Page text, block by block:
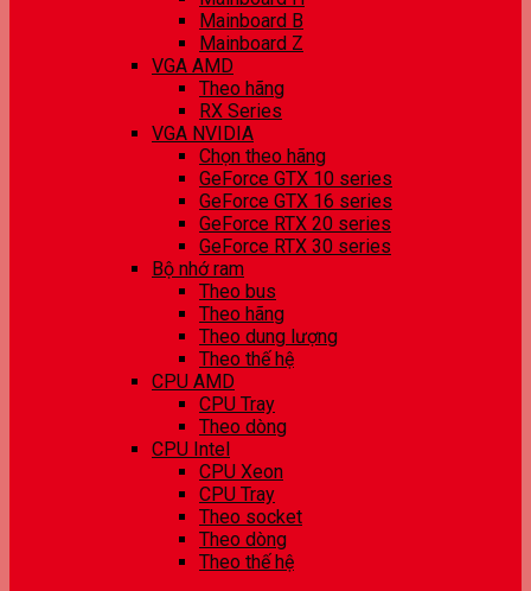
Mainboard B
Mainboard Z
VGA AMD
Theo hãng
RX Series
VGA NVIDIA
Chọn theo hãng
GeForce GTX 10 series
GeForce GTX 16 series
GeForce RTX 20 series
GeForce RTX 30 series
Bộ nhớ ram
Theo bus
Theo hãng
Theo dung lượng
Theo thế hệ
CPU AMD
CPU Tray
Theo dòng
CPU Intel
CPU Xeon
CPU Tray
Theo socket
Theo dòng
Theo thế hệ